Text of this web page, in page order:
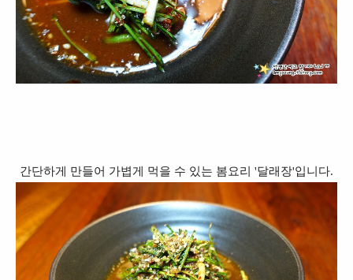
간단하게 만들어 가볍게 먹을 수 있는 봄요리 '달래장'입니다.